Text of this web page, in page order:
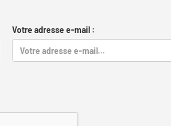
Votre adresse e-mail :